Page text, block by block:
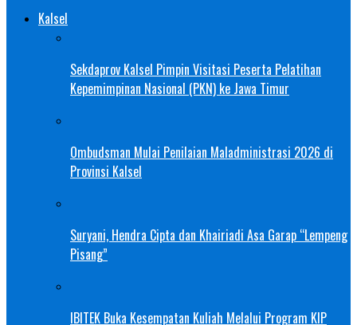
Kalsel
Sekdaprov Kalsel Pimpin Visitasi Peserta Pelatihan
Kepemimpinan Nasional (PKN) ke Jawa Timur
Ombudsman Mulai Penilaian Maladministrasi 2026 di
Provinsi Kalsel
Suryani, Hendra Cipta dan Khairiadi Asa Garap “Lempeng
Pisang”
IBITEK Buka Kesempatan Kuliah Melalui Program KIP